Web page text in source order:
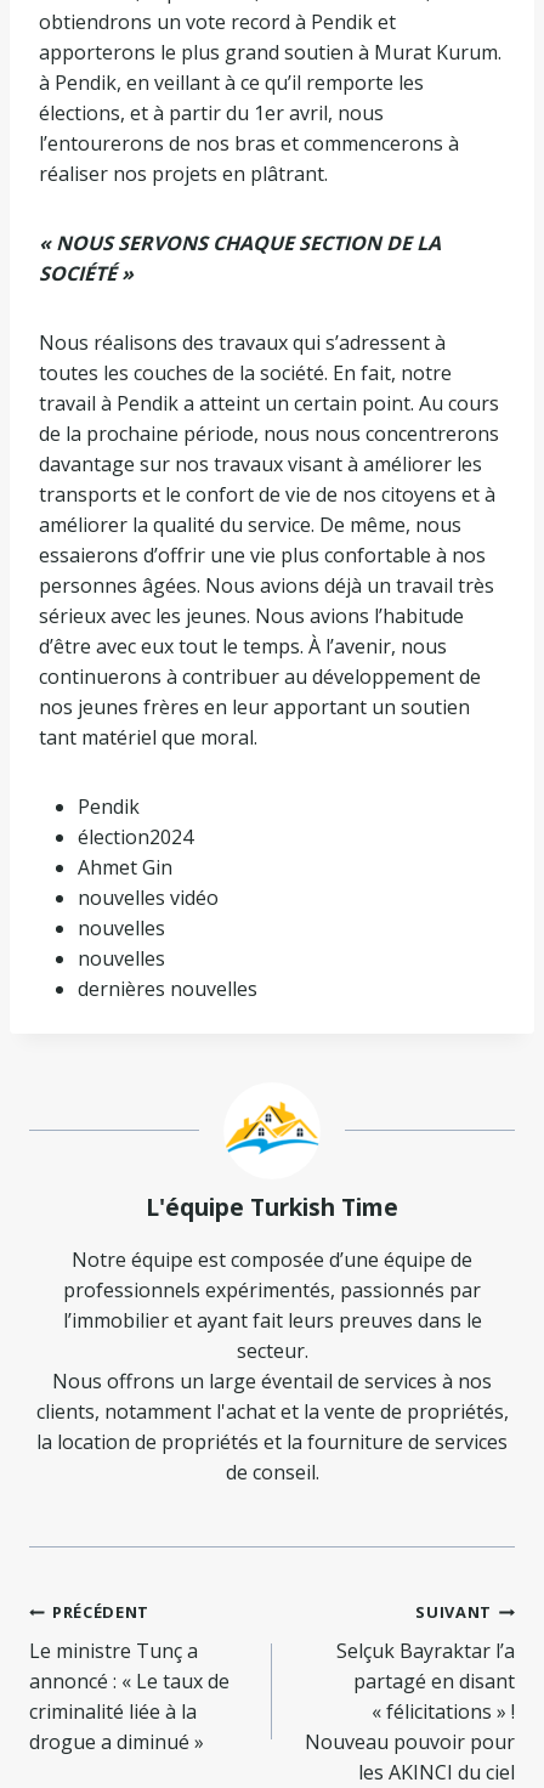
obtiendrons un vote record à Pendik et
apporterons le plus grand soutien à Murat Kurum.
à Pendik, en veillant à ce qu’il remporte les
élections, et à partir du 1er avril, nous
l’entourerons de nos bras et commencerons à
réaliser nos projets en plâtrant.
« NOUS SERVONS CHAQUE SECTION DE LA
SOCIÉTÉ »
Nous réalisons des travaux qui s’adressent à
toutes les couches de la société. En fait, notre
travail à Pendik a atteint un certain point. Au cours
de la prochaine période, nous nous concentrerons
davantage sur nos travaux visant à améliorer les
transports et le confort de vie de nos citoyens et à
améliorer la qualité du service. De même, nous
essaierons d’offrir une vie plus confortable à nos
personnes âgées. Nous avions déjà un travail très
sérieux avec les jeunes. Nous avions l’habitude
d’être avec eux tout le temps. À l’avenir, nous
continuerons à contribuer au développement de
nos jeunes frères en leur apportant un soutien
tant matériel que moral.
Pendik
élection2024
Ahmet Gin
nouvelles vidéo
nouvelles
nouvelles
dernières nouvelles
L'équipe Turkish Time
Notre équipe est composée d’une équipe de
professionnels expérimentés, passionnés par
l’immobilier et ayant fait leurs preuves dans le
secteur.
Nous offrons un large éventail de services à nos
clients, notamment l'achat et la vente de propriétés,
la location de propriétés et la fourniture de services
de conseil.
Navigation
de
l’article
PRÉCÉDENT
Le ministre Tunç a
annoncé : « Le taux de
criminalité liée à la
drogue a diminué »
SUIVANT
Selçuk Bayraktar l’a
partagé en disant
« félicitations » !
Nouveau pouvoir pour
les AKINCI du ciel